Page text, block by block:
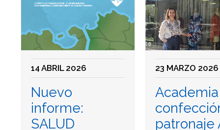
14 ABRIL 2026
Nuevo
informe:
SALUD
23 MARZO 2026
patronaje